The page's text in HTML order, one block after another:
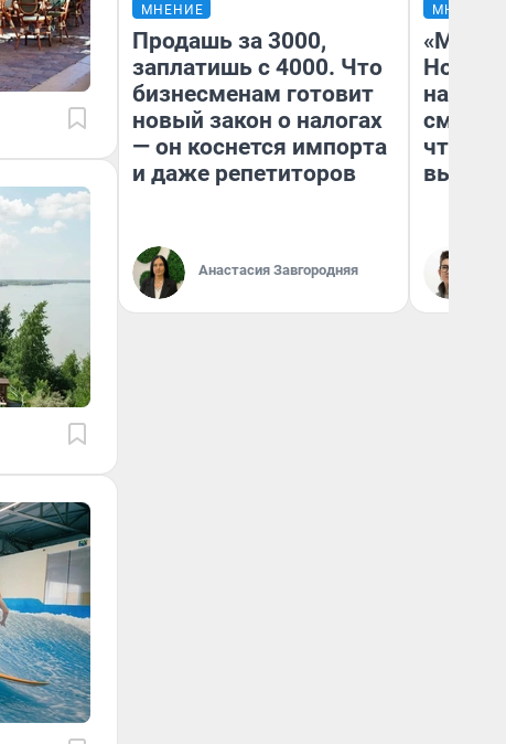
МНЕНИЕ
Продашь за 3000,
заплатишь с 4000. Что
бизнесменам готовит
новый закон о налогах
— он коснется импорта
и даже репетиторов
Анастасия Завгородняя
МНЕНИЕ
«Мы
чтобы